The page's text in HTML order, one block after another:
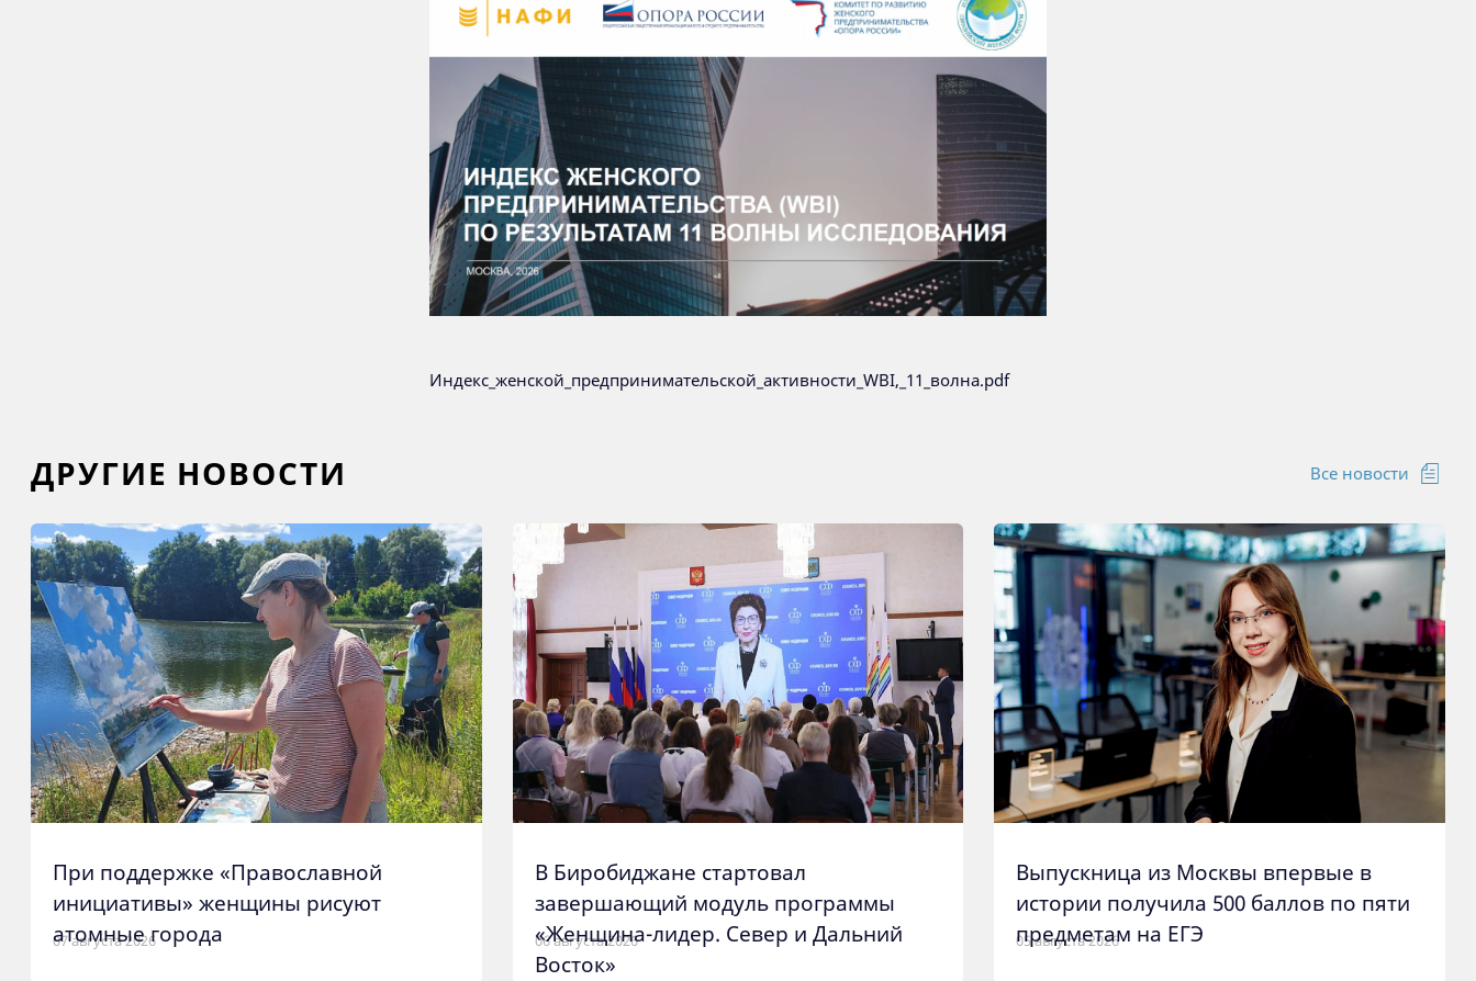
Индекс_женской_предпринимательской_активности_WBI,_11_волна.pdf
ДРУГИЕ НОВОСТИ Все новости
При поддержке «Православной
инициативы» женщины рисуют
атомные города
07 августа 2026
В Биробиджане стартовал
завершающий модуль программы
«Женщина-лидер. Север и Дальний
Восток»
06 августа 2026
Выпускница из Москвы впервые в
истории получила 500 баллов по пяти
предметам на ЕГЭ
05 августа 2026